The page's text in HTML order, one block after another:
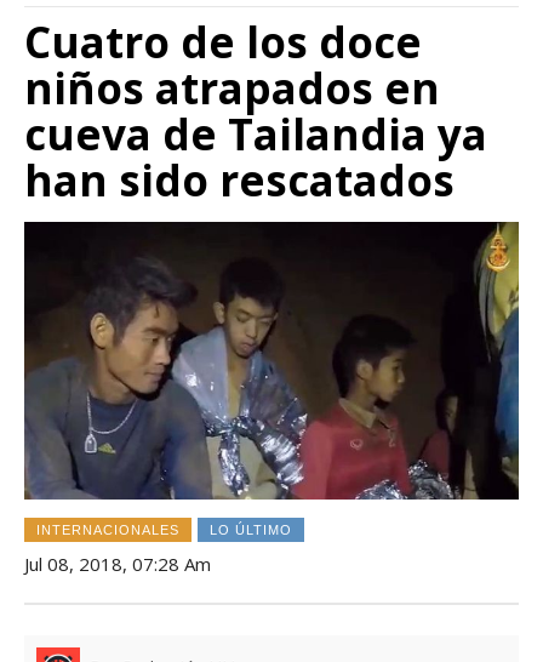
Cuatro de los doce
niños atrapados en
cueva de Tailandia ya
han sido rescatados
INTERNACIONALES LO ÚLTIMO
Jul 08, 2018, 07:28 Am